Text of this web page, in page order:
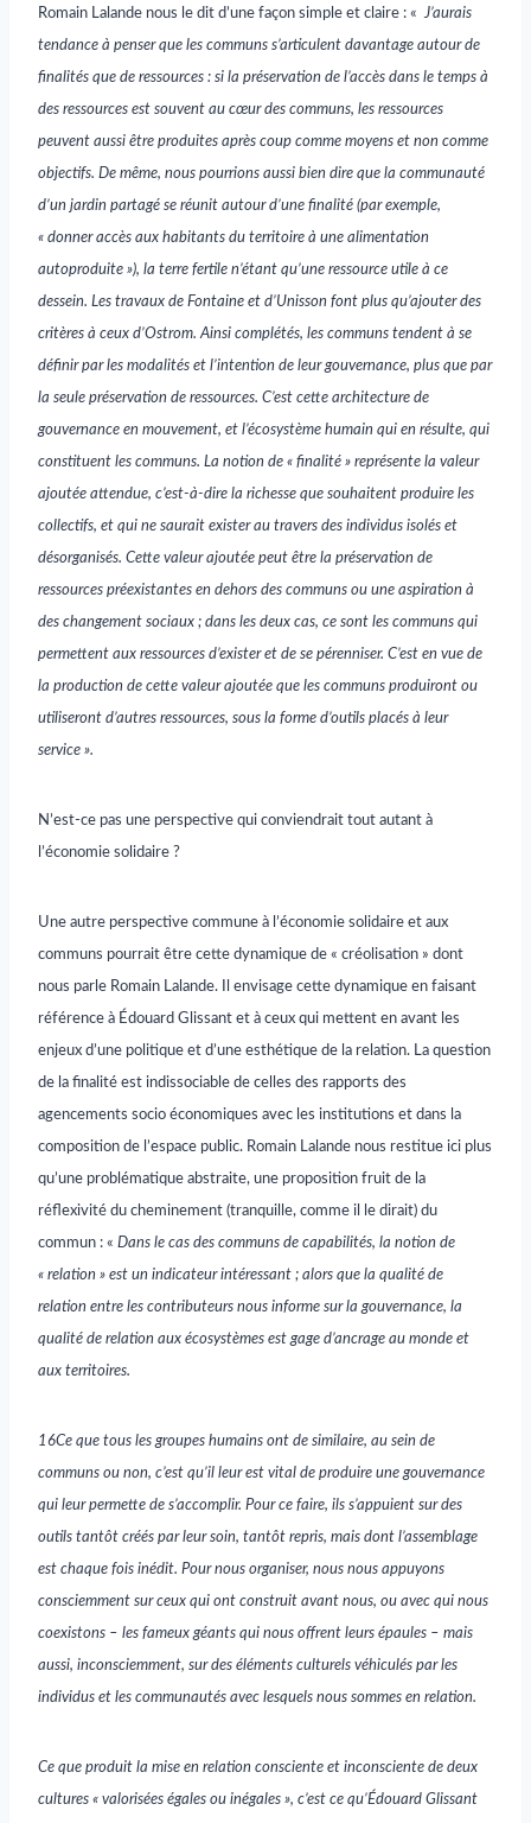
Romain Lalande nous le dit d’une façon simple et claire : « J’aurais
tendance à penser que les communs s’articulent davantage autour de
finalités que de ressources : si la préservation de l’accès dans le temps à
des ressources est souvent au cœur des communs, les ressources
peuvent aussi être produites après coup comme moyens et non comme
objectifs. De même, nous pourrions aussi bien dire que la communauté
d’un jardin partagé se réunit autour d’une finalité (par exemple,
« donner accès aux habitants du territoire à une alimentation
autoproduite »), la terre fertile n’étant qu’une ressource utile à ce
dessein. Les travaux de Fontaine et d’Unisson font plus qu’ajouter des
critères à ceux d’Ostrom. Ainsi complétés, les communs tendent à se
définir par les modalités et l’intention de leur gouvernance, plus que par
la seule préservation de ressources. C’est cette architecture de
gouvernance en mouvement, et l’écosystème humain qui en résulte, qui
constituent les communs. La notion de « finalité » représente la valeur
ajoutée attendue, c’est-à-dire la richesse que souhaitent produire les
collectifs, et qui ne saurait exister au travers des individus isolés et
désorganisés. Cette valeur ajoutée peut être la préservation de
ressources préexistantes en dehors des communs ou une aspiration à
des changement sociaux ; dans les deux cas, ce sont les communs qui
permettent aux ressources d’exister et de se pérenniser. C’est en vue de
la production de cette valeur ajoutée que les communs produiront ou
utiliseront d’autres ressources, sous la forme d’outils placés à leur
service ».
N’est-ce pas une perspective qui conviendrait tout autant à
l’économie solidaire ?
Une autre perspective commune à l’économie solidaire et aux
communs pourrait être cette dynamique de « créolisation » dont
nous parle Romain Lalande. Il envisage cette dynamique en faisant
référence à Édouard Glissant et à ceux qui mettent en avant les
enjeux d’une politique et d’une esthétique de la relation. La question
de la finalité est indissociable de celles des rapports des
agencements socio économiques avec les institutions et dans la
composition de l’espace public. Romain Lalande nous restitue ici plus
qu’une problématique abstraite, une proposition fruit de la
réflexivité du cheminement (tranquille, comme il le dirait) du
commun : « Dans le cas des communs de capabilités, la notion de
« relation » est un indicateur intéressant ; alors que la qualité de
relation entre les contributeurs nous informe sur la gouvernance, la
qualité de relation aux écosystèmes est gage d’ancrage au monde et
aux territoires.
16Ce que tous les groupes humains ont de similaire, au sein de
communs ou non, c’est qu’il leur est vital de produire une gouvernance
qui leur permette de s’accomplir. Pour ce faire, ils s’appuient sur des
outils tantôt créés par leur soin, tantôt repris, mais dont l’assemblage
est chaque fois inédit. Pour nous organiser, nous nous appuyons
consciemment sur ceux qui ont construit avant nous, ou avec qui nous
coexistons – les fameux géants qui nous offrent leurs épaules – mais
aussi, inconsciemment, sur des éléments culturels véhiculés par les
individus et les communautés avec lesquels nous sommes en relation.
Ce que produit la mise en relation consciente et inconsciente de deux
cultures « valorisées égales ou inégales », c’est ce qu’Édouard Glissant